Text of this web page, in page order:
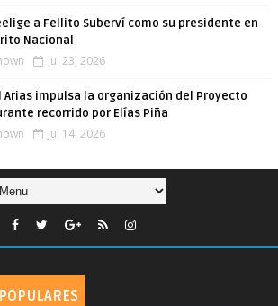
a Fellito Suberví como su presidente en
Nacional
Jul 23, 2026
Arias impulsa la organización del Proyecto
recorrido por Elías Piña
Jul 14, 2026